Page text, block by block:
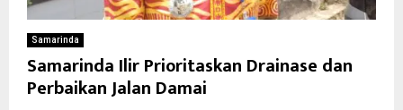
Samarinda
Samarinda Ilir Prioritaskan Drainase dan
Perbaikan Jalan Damai